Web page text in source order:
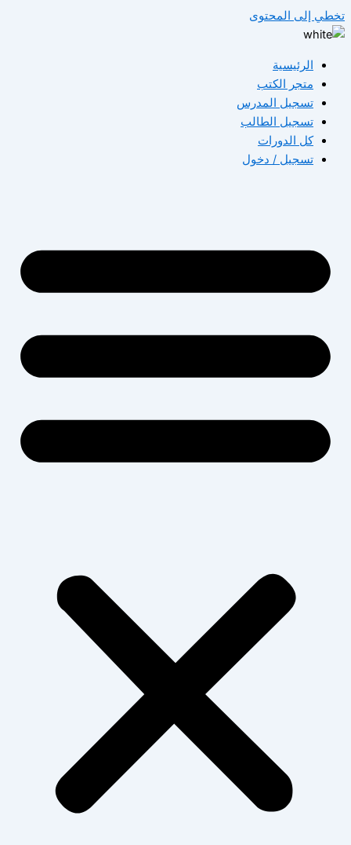
تخطي إلى المحتوى
الرئيسية
متجر الكتب
تسجيل المدرس
تسجيل الطالب
كل الدورات
تسجيل / دخول